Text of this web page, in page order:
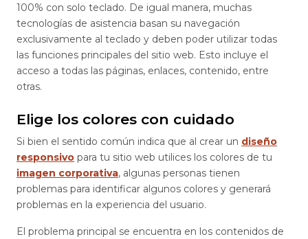
100% con solo teclado. De igual manera, muchas
tecnologías de asistencia basan su navegación
exclusivamente al teclado y deben poder utilizar todas
las funciones principales del sitio web. Esto incluye el
acceso a todas las páginas, enlaces, contenido, entre
otras.
Elige los colores con cuidado
Si bien el sentido común indica que al crear un diseño
responsivo para tu sitio web utilices los colores de tu
imagen corporativa, algunas personas tienen
problemas para identificar algunos colores y generará
problemas en la experiencia del usuario.
El problema principal se encuentra en los contenidos de